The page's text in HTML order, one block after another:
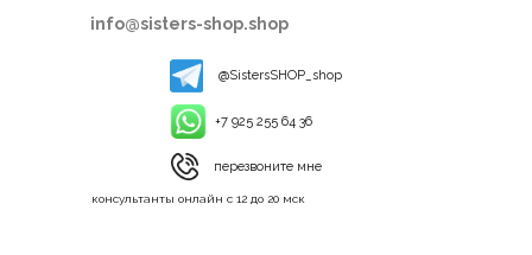
info@sisters-shop.shop
консультанты онлайн с 12 до 20 мск
@SistersSHOP_shop
+7 925 255 64 36
перезвоните мне